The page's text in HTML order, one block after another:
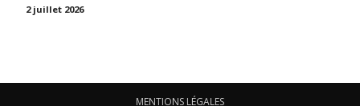
2 juillet 2026
MENTIONS LÉGALES